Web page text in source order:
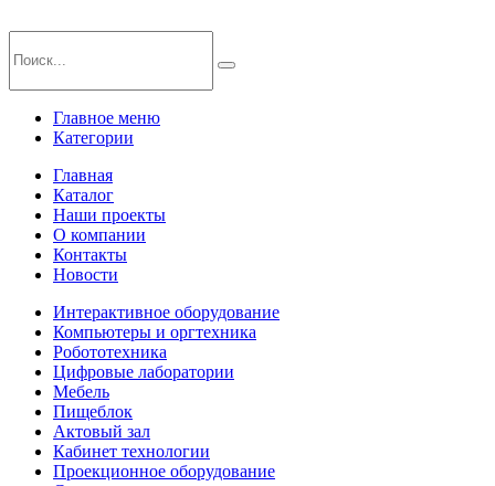
Главное меню
Категории
Главная
Каталог
Наши проекты
О компании
Контакты
Новости
Интерактивное оборудование
Компьютеры и оргтехника
Робототехника
Цифровые лаборатории
Мебель
Пищеблок
Актовый зал
Кабинет технологии
Проекционное оборудование